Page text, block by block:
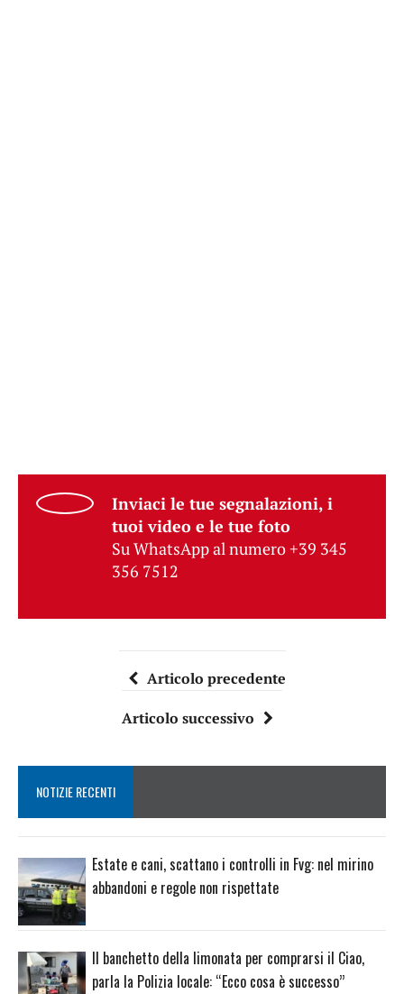
Inviaci le tue segnalazioni, i
tuoi video e le tue foto
Su WhatsApp al numero +39 345
356 7512
Articolo precedente
Articolo successivo
NOTIZIE RECENTI
Estate e cani, scattano i controlli in Fvg: nel mirino
abbandoni e regole non rispettate
Il banchetto della limonata per comprarsi il Ciao,
parla la Polizia locale: “Ecco cosa è successo”